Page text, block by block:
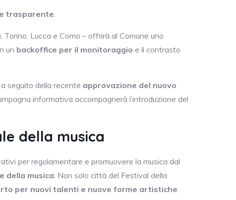
trasparente.
Lucca e Como – offrirà al Comune uno
un backoffice per il monitoraggio e il contrasto
a seguito della recente approvazione del nuovo
informativa accompagnerà l’introduzione del
della musica
per regolamentare e promuovere la musica dal
della musica. Non solo città del Festival della
per nuovi talenti e nuove forme artistiche.